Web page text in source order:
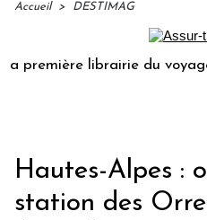
Accueil > DESTIMAG
première librairie du voyage
Hautes-Alpes :
station des